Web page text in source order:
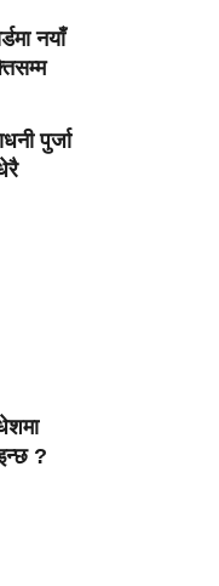
नयाँ
पुर्जा
?